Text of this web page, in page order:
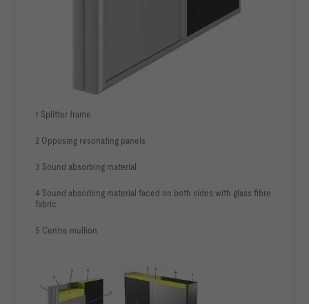
1 Splitter frame
2 Opposing resonating panels
3 Sound absorbing material
4 Sound absorbing material faced on both sides with glass fibre
fabric
5 Centre mullion